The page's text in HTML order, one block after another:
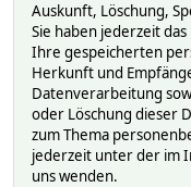
Auskunft, Löschung,
Sie haben jederzeit
Ihre gespeicherten
Herkunft und
Datenverarbeitung
oder Löschung dieser
zum Thema
jederzeit unter der im
uns wenden.